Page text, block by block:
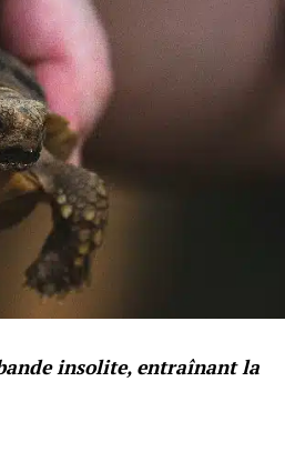
insolite, entraînant la